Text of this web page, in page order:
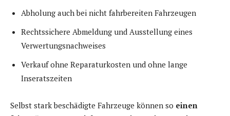
Abholung auch bei nicht fahrbereiten Fahrzeugen
Rechtssichere Abmeldung und Ausstellung eines
Verwertungsnachweises
Verkauf ohne Reparaturkosten und ohne lange
Inseratszeiten
Selbst stark beschädigte Fahrzeuge können so einen